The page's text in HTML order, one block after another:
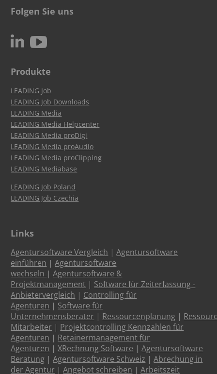
Folgen Sie uns
N c
Produkte
LEADING Job
LEADING Job Downloads
LEADING Media
LEADING Media Helpcenter
LEADING Media proDigi
LEADING Media proAudio
LEADING Media proClipping
LEADING Mediabase
LEADING Job Poland
LEADING Job Czechia
Links
Agentursoftware Vergleich |Agentursoftware
einführen |Agentursoftware
wechseln |Agentursoftware &
Projektmanagement | Software für Zeiterfassung -
Anbietervergleich | Controlling für
Agenturen | Software für
Unternehmensberater | Ressourcenplanung |
Mitarbeiter | Projektcontrolling Kennzahlen für
Agenturen | Retainermanagement für
Agenturen |XRechnung Software |Agentursoftware
Beratung |Agentursoftware Schweiz |Abrechung in
der Agentur |Angebot schreiben |Arbeitszeit